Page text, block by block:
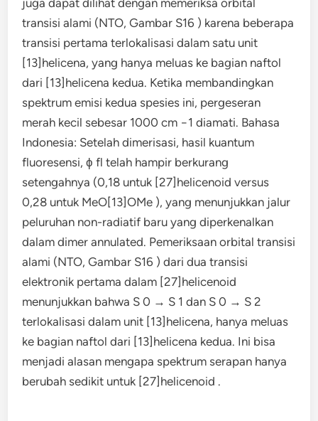
transisi alami (NTO, Gambar S16 ) karena beberapa
transisi pertama terlokalisasi dalam satu unit
[13]helicena, yang hanya meluas ke bagian naftol
dari [13]helicena kedua. Ketika membandingkan
spektrum emisi kedua spesies ini, pergeseran
merah kecil sebesar 1000 cm −1 diamati. Bahasa
Indonesia: Setelah dimerisasi, hasil kuantum
fluoresensi, ϕ fl telah hampir berkurang
setengahnya (0,18 untuk [27]helicenoid versus
0,28 untuk MeO[13]OMe ), yang menunjukkan jalur
peluruhan non-radiatif baru yang diperkenalkan
dalam dimer annulated. Pemeriksaan orbital transisi
alami (NTO, Gambar S16 ) dari dua transisi
elektronik pertama dalam [27]helicenoid
menunjukkan bahwa S 0 → S 1 dan S 0 → S 2
terlokalisasi dalam unit [13]helicena, hanya meluas
ke bagian naftol dari [13]helicena kedua. Ini bisa
menjadi alasan mengapa spektrum serapan hanya
berubah sedikit untuk [27]helicenoid .